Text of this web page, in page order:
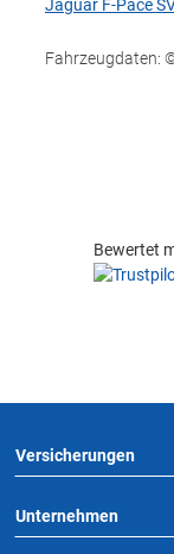
Jaguar F-Pace
Fahrzeugdaten: ©
Bewertet
Versicherungen
Unternehmen